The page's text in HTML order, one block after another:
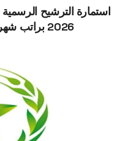
استمارة الترشيح
2026 براتب شهري (6000درهم) ومستوى باك+2